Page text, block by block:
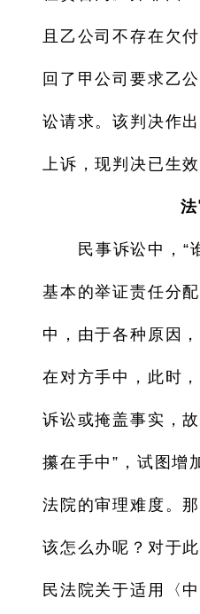
且乙公司不存在欠
回了甲公司要求乙
讼请求。该判决作
上诉，现判决已生效
民事诉讼中，“
基本的举证责任分
中，由于各种原因
在对方手中，此时
诉讼或掩盖事实，
攥在手中”，试图增
法院的审理难度。
该怎么办呢？对于
民法院关于适用〈